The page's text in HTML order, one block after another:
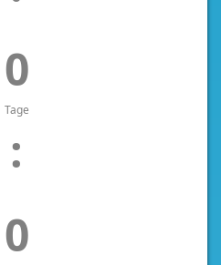
0
Tage
:
0